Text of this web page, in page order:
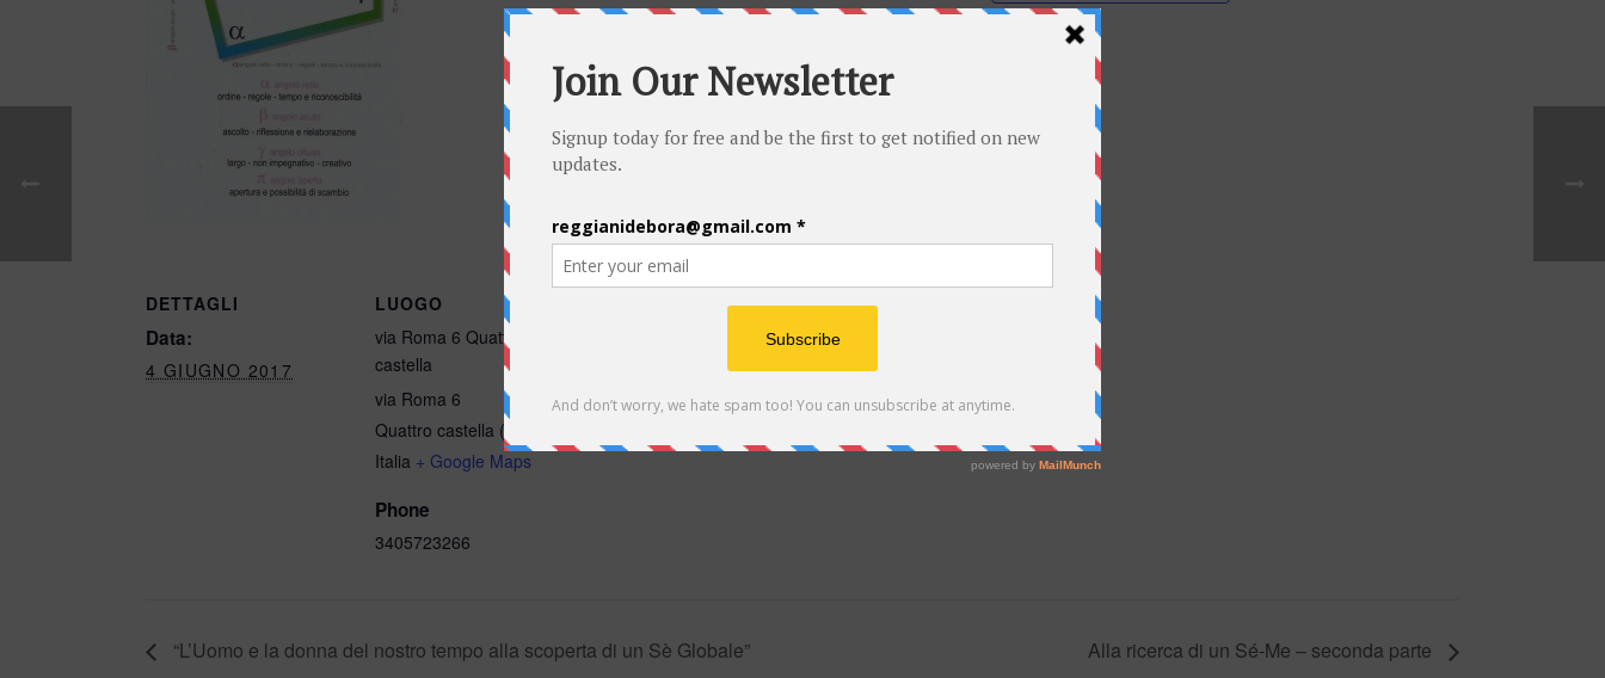
DETTAGLI
Data:
4 GIUGNO 2017
LUOGO
via Roma 6 Quattro
castella
via Roma 6
Quattro castella (RE)
Italia + Google Maps
Phone
3405723266
“L’Uomo e la donna del nostro tempo alla scoperta di un Sè Globale” Alla ricerca di un Sé-Me – seconda parte